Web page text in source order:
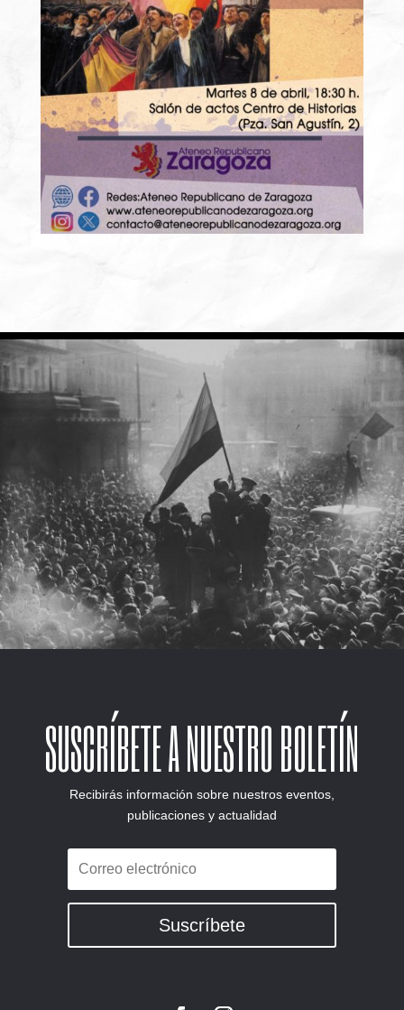
SUSCRÍBETE A NUESTRO BOLETÍN
Recibirás información sobre nuestros eventos,
publicaciones y actualidad
Suscríbete